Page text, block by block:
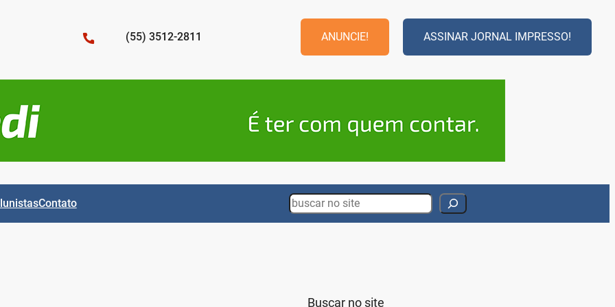
(55) 3512-2811 ANUNCIE! ASSINAR JORNAL IMPRESSO!
Contato Search
Buscar no site